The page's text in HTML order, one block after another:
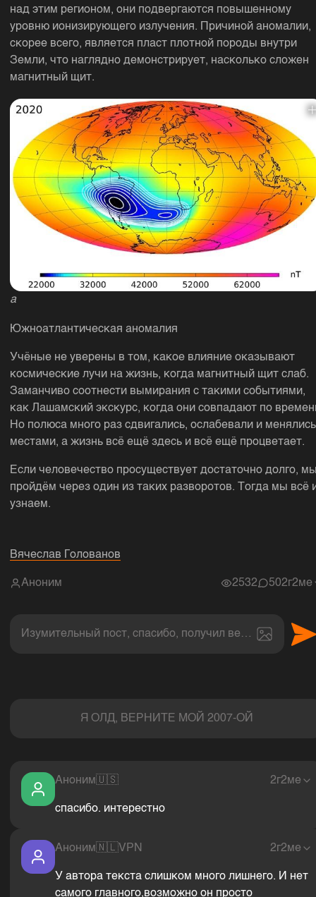
над этим регионом, они подвергаются повышенному
уровню ионизирующего излучения. Причиной аномалии,
скорее всего, является пласт плотной породы внутри
Земли, что наглядно демонстрирует, насколько сложен
магнитный щит.
a
Южноатлантическая аномалия
Учёные не уверены в том, какое влияние оказывают
космические лучи на жизнь, когда магнитный щит слаб.
Заманчиво соотнести вымирания с такими событиями,
как Лашамский экскурс, когда они совпадают по
Но полюса много раз сдвигались, ослабевали и менялись
местами, а жизнь всё ещё здесь и всё ещё процветает.
Если человечество просуществует достаточно долго,
пройдём через один из таких разворотов. Тогда мы всё
узнаем.
Вячеслав Голованов
Аноним 2532 502г2ме
Изумительный пост, спасибо, получил величайшее
Я ОЛД, ВЕРНИТЕ МОЙ 2007-ОЙ
Аноним🇺🇸 2г2ме
спасибо. интерестно
Аноним🇳🇱VPN 2г2ме
У автора текста слишком много лишнего. И нет
самого главного,возможно он просто